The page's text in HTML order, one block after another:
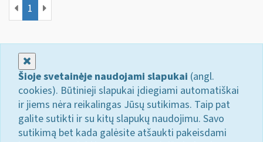
1
Šioje svetainėje naudojami slapukai (angl.
cookies). Būtinieji slapukai įdiegiami automatiškai
ir jiems nėra reikalingas Jūsų sutikimas. Taip pat
galite sutikti ir su kitų slapukų naudojimu. Savo
sutikimą bet kada galėsite atšaukti pakeisdami